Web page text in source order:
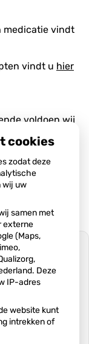
medicatie vindt
vindt u hier
voldoen wij
huisartsen,
cookies
zodat deze
wij uw
samen met
externe
(Maps,
Deze
IP-adres
website kunt
intrekken of